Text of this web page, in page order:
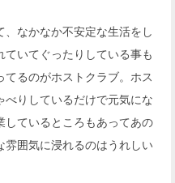
なかなか不安定な生活をし
いてぐったりしている事も
るのがホストクラブ。ホス
べりしているだけで元気にな
しているところもあってあの
囲気に浸れるのはうれしい